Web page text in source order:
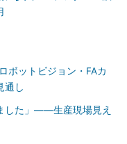
ボットビジョン・FAカ
通し
した」――生産現場見え